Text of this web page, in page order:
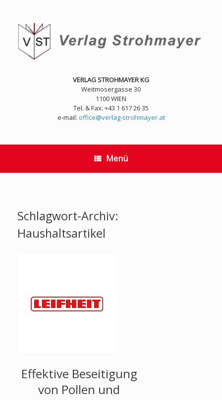
springen
VERLAG STROHMAYER KG
Weitmosergasse 30
1100 WIEN
Tel. & Fax: +43 1 617 26 35
e-mail: office@verlag-strohmayer.at
Menü
Schlagwort-Archiv:
Haushaltsartikel
Effektive Beseitigung
von Pollen und